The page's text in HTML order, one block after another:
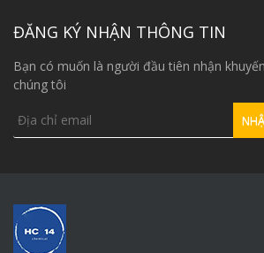
ĐĂNG KÝ NHẬN THÔNG TIN
Bạn có muốn là người đầu tiên nhận
chúng tôi